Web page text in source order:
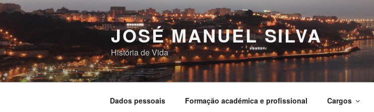
Saltar
o
conteúdo
JOSÉ MANUEL SILVA
História de Vida
Dados pessoais Formação académica e profissional Cargos